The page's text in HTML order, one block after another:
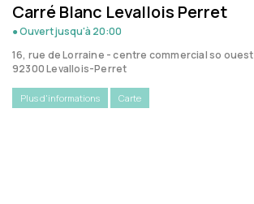
Carré Blanc Levallois Perret
● Ouvertjusqu'à 20:00
16, rue de Lorraine - centre commercial so ouest
92300 Levallois-Perret
Plus d'informations Carte